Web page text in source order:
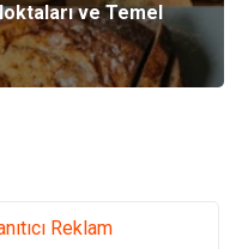
ve Temel
Reklam